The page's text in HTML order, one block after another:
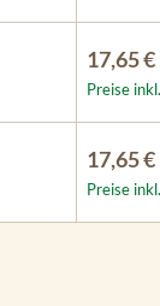
17,65 €
Preise
17,65 €
Preise